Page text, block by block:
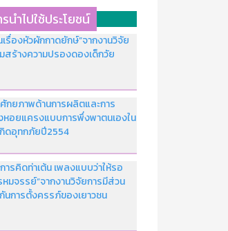
นำไปใช้ประโยชน์
รื่องหัวผักกาดยักษ์”จากงานวิจัย
ร้างความปรองดองเด็กวัย
ยภาพด้านการผลิตและการ
หอยแครงแบบการพึ่งพาตนเองใน
ดอุทกภัยปี2554
ารคิดท่าเต้น เพลงแบบว่าให้รอ
มจรรย์”จากงานวิจัยการมีส่วน
นการตั้งครรภ์ของเยาวชน